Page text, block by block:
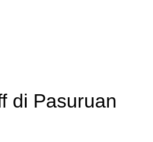
di Pasuruan